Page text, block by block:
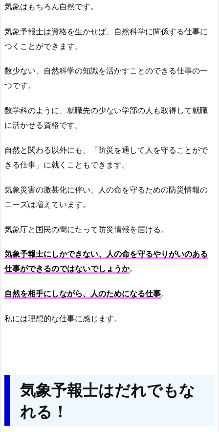
気象はもちろん自然です。
気象予報士は資格を生かせば、自然科学に関係する仕事に
つくことができます。
数少ない、自然科学の知識を活かすことのできる仕事の一
つです。
数学科のように、就職先の少ない学部の人も取得して就職
に活かせる資格です。
自然と関わる以外にも、「防災を通して人を守ることがで
きる仕事」に就くこともできます。
気象災害の激甚化に伴い、人の命を守るための防災情報の
ニーズは増えています。
気象庁と国民の間にたって防災情報を届ける。
気象予報士にしかできない、人の命を守るやりがいのある
仕事ができるのではないでしょうか。
自然を相手にしながら、人のためになる仕事。
私には理想的な仕事に感じます。
気象予報士はだれでもな
れる！